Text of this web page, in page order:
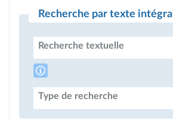
Recherche par texte intégral
Recherche textuelle
Type de recherche